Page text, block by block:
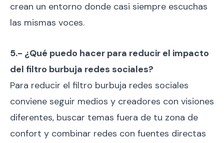
crean un entorno donde casi siempre escuchas
las mismas voces.
5.- ¿Qué puedo hacer para reducir el impacto
del filtro burbuja redes sociales?
Para reducir el filtro burbuja redes sociales
conviene seguir medios y creadores con visiones
diferentes, buscar temas fuera de tu zona de
confort y combinar redes con fuentes directas